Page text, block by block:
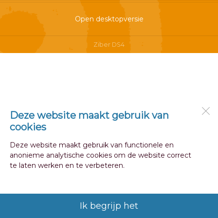
Deze website maakt gebruik van
cookies
Deze website maakt gebruik van functionele en
anonieme analytische cookies om de website correct
te laten werken en te verbeteren.
Ik begrijp het
Open desktopversie
Ziber DS4